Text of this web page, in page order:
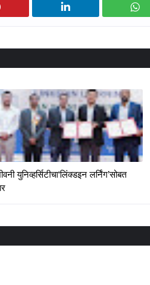
युनिव्हर्सिटीचा‘लिंक्डइन लर्निंग’सोबत